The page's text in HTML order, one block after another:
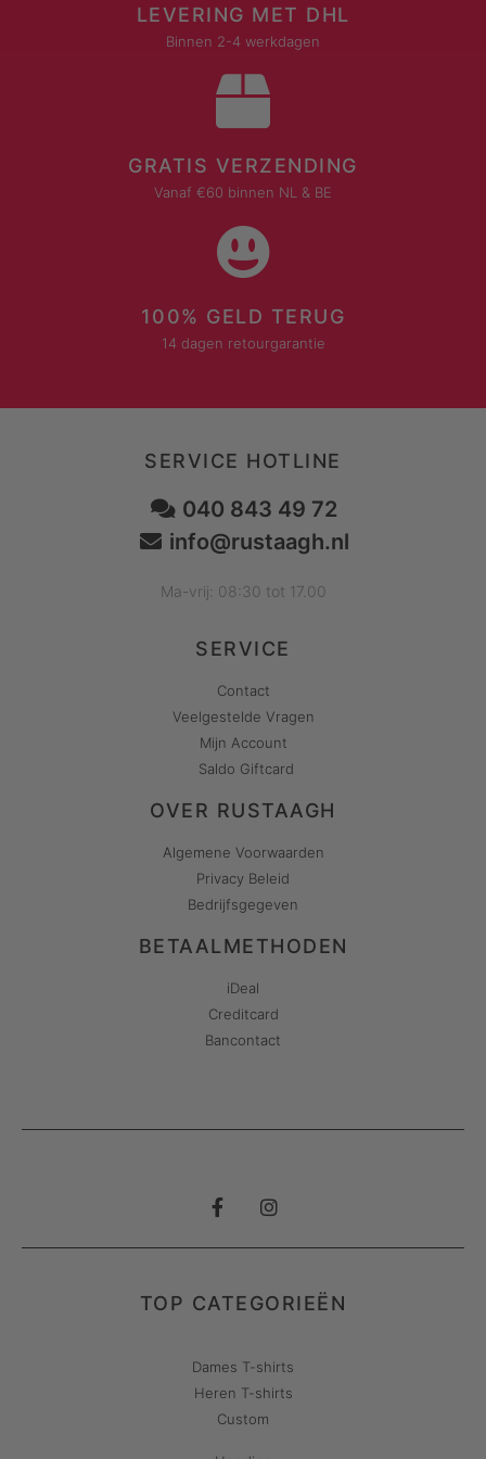
LEVERING MET DHL
Binnen 2-4 werkdagen
GRATIS VERZENDING
Vanaf €60 binnen NL & BE
100% GELD TERUG
14 dagen retourgarantie
SERVICE HOTLINE
040 843 49 72
info@rustaagh.nl
Ma-vrij: 08:30 tot 17.00
SERVICE
Contact
Veelgestelde Vragen
Mijn Account
Saldo Giftcard
OVER RUSTAAGH
Algemene Voorwaarden
Privacy Beleid
Bedrijfsgegeven
BETAALMETHODEN
iDeal
Creditcard
Bancontact
TOP CATEGORIEËN
Dames T-shirts
Heren T-shirts
Custom